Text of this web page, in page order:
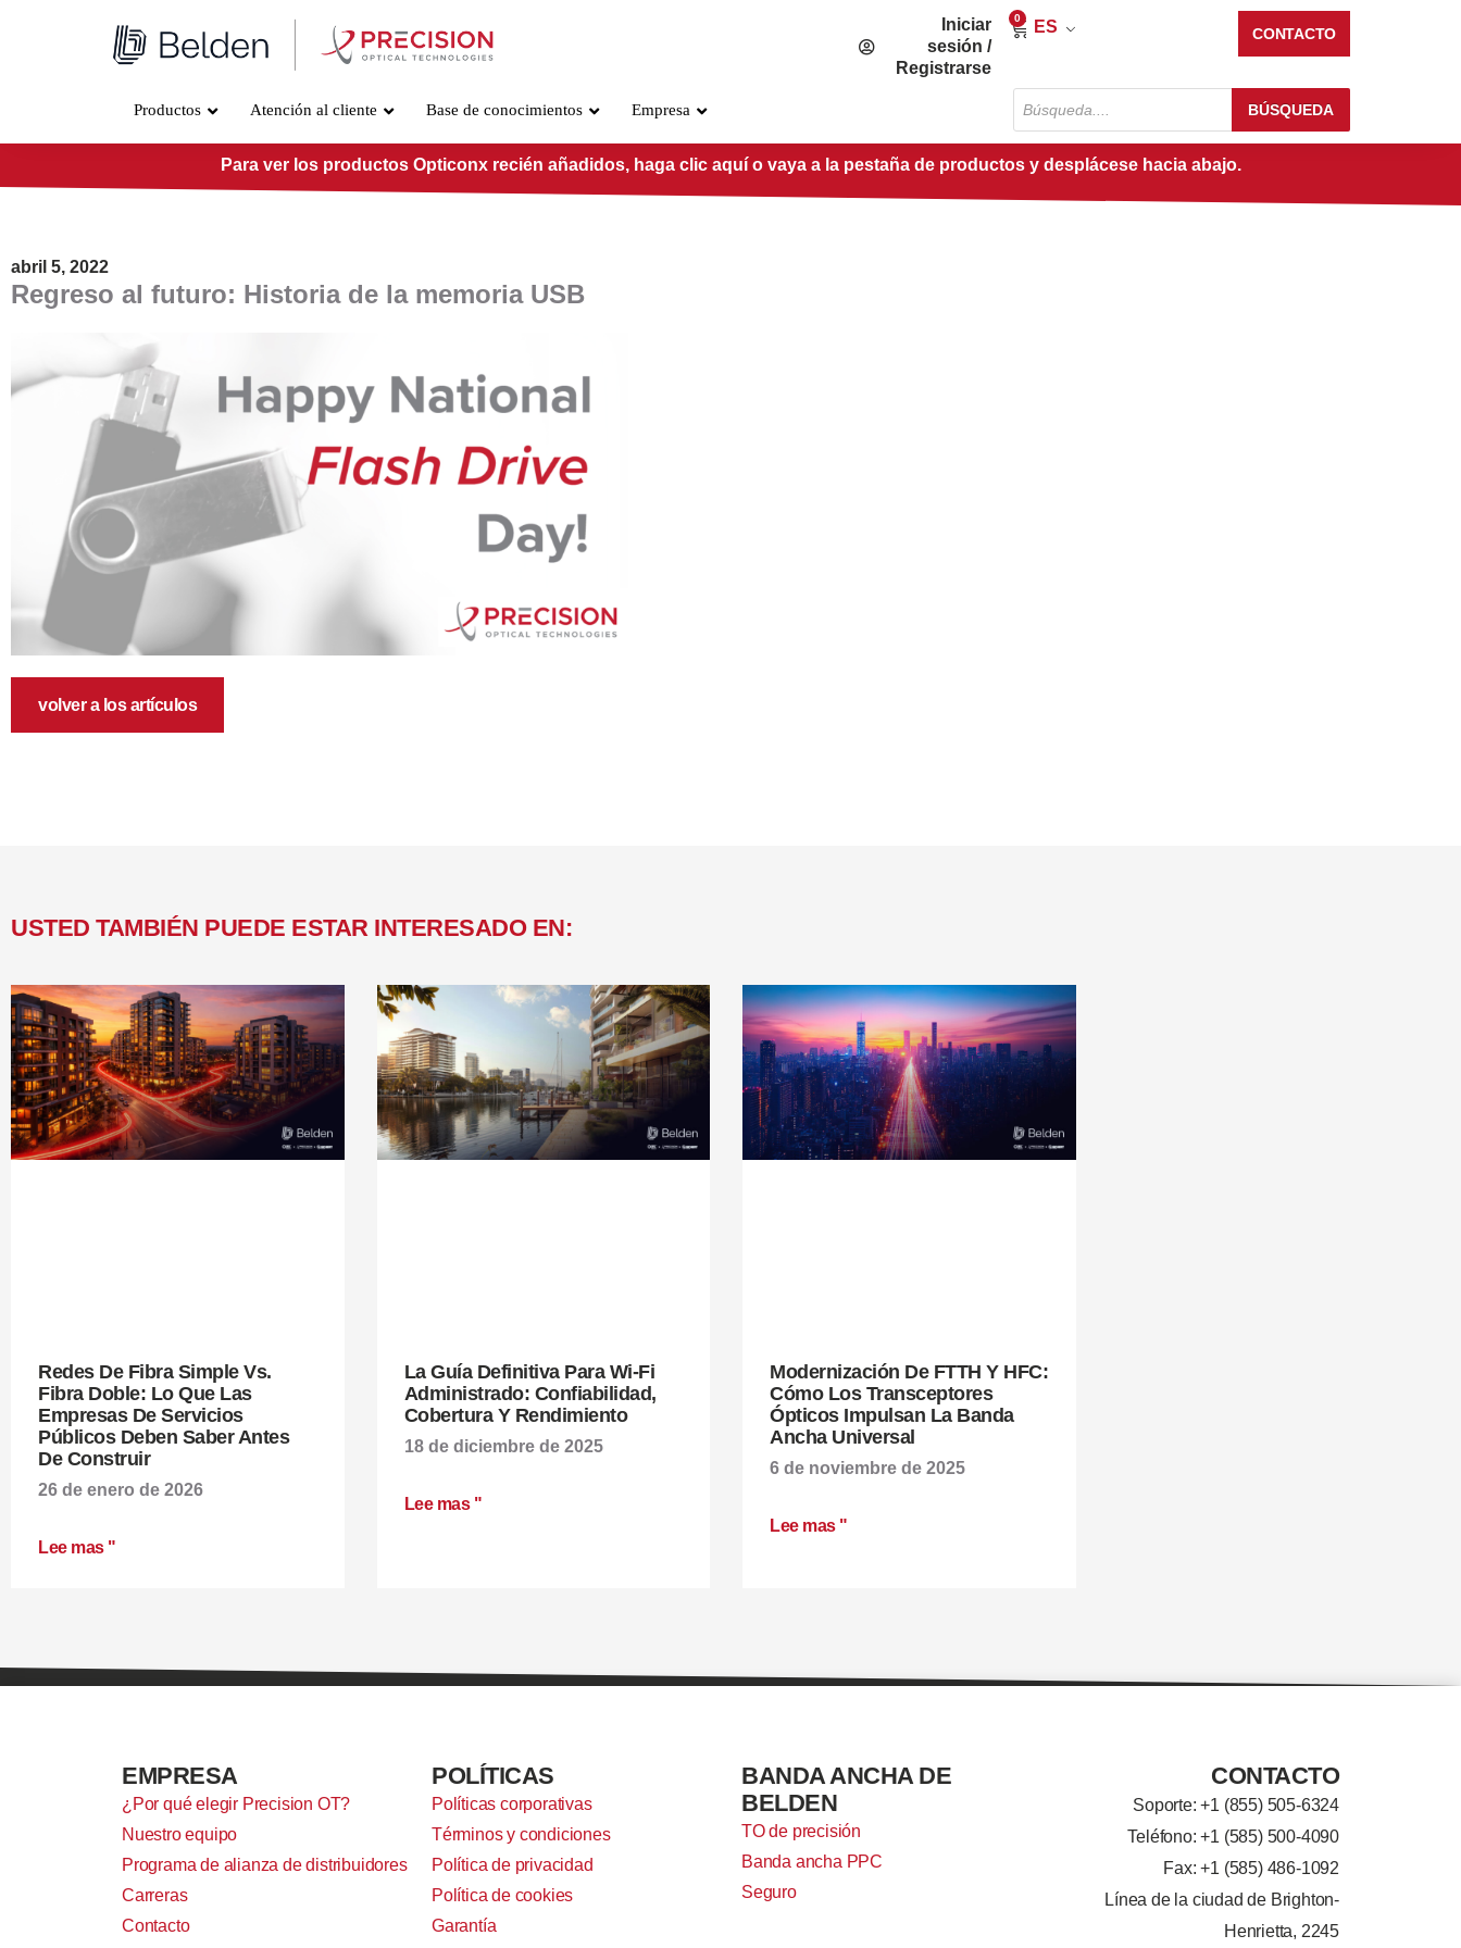
Iniciar
sesión /
Registrarse
0
Carrito
ES CONTACTO
Productos Atención al cliente Base de conocimientos Empresa
Búsqueda
de
productos
BÚSQUEDA
Para ver los productos Opticonx recién añadidos, haga clic aquí o vaya a la pestaña de productos y desplácese hacia abajo.
abril 5, 2022
Regreso al futuro: Historia de la memoria USB
volver a los artículos
USTED TAMBIÉN PUEDE ESTAR INTERESADO EN:
Redes De Fibra Simple Vs.
Fibra Doble: Lo Que Las
Empresas De Servicios
Públicos Deben Saber Antes
De Construir
26 de enero de 2026
Lee mas "
La Guía Definitiva Para Wi-Fi
Administrado: Confiabilidad,
Cobertura Y Rendimiento
18 de diciembre de 2025
Lee mas "
Modernización De FTTH Y HFC:
Cómo Los Transceptores
Ópticos Impulsan La Banda
Ancha Universal
6 de noviembre de 2025
Lee mas "
EMPRESA
¿Por qué elegir Precision OT?
Nuestro equipo
Programa de alianza de distribuidores
Carreras
Contacto
POLÍTICAS
Políticas corporativas
Términos y condiciones
Política de privacidad
Política de cookies
Garantía
BANDA ANCHA DE
BELDEN
TO de precisión
Banda ancha PPC
Seguro
CONTACTO
Soporte: +1 (855) 505-6324
Teléfono: +1 (585) 500-4090
Fax: +1 (585) 486-1092
Línea de la ciudad de Brighton-
Henrietta, 2245